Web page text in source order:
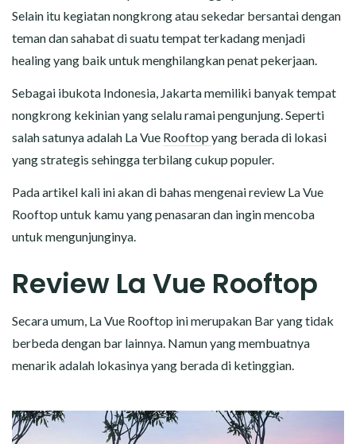
Selain itu kegiatan nongkrong atau sekedar bersantai dengan
teman dan sahabat di suatu tempat terkadang menjadi
healing yang baik untuk menghilangkan penat pekerjaan.
Sebagai ibukota Indonesia, Jakarta memiliki banyak tempat
nongkrong kekinian yang selalu ramai pengunjung. Seperti
salah satunya adalah La Vue Rooftop yang berada di lokasi
yang strategis sehingga terbilang cukup populer.
Pada artikel kali ini akan di bahas mengenai review La Vue
Rooftop untuk kamu yang penasaran dan ingin mencoba
untuk mengunjunginya.
Review La Vue Rooftop
Secara umum, La Vue Rooftop ini merupakan Bar yang tidak
berbeda dengan bar lainnya. Namun yang membuatnya
menarik adalah lokasinya yang berada di ketinggian.